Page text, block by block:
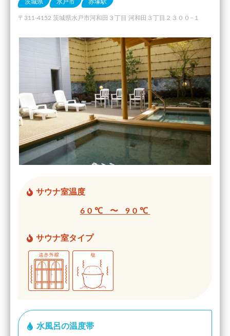
茨城県 水戸市 赤塚駅
〒311-4152 茨城県水戸市河和田３丁目 河和田３丁目２３００−１
サウナ室温度
60℃ 〜 90℃
サウナ室タイプ
水風呂の温度帯